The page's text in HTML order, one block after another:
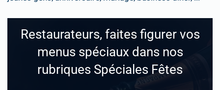
Restaurateurs, faites figurer vos
menus spéciaux dans nos
rubriques Spéciales Fêtes